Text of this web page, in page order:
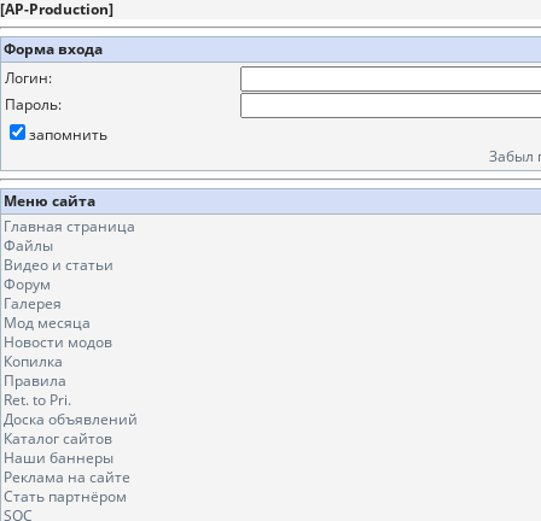
[AP-Production]
Форма входа
Логин:
Пароль:
запомнить
Забыл
Меню сайта
Главная страница
Файлы
Видео и статьи
Форум
Галерея
Мод месяца
Новости модов
Копилка
Правила
Ret. to Pri.
Доска объявлений
Каталог сайтов
Наши баннеры
Реклама на сайте
Стать партнёром
SOC